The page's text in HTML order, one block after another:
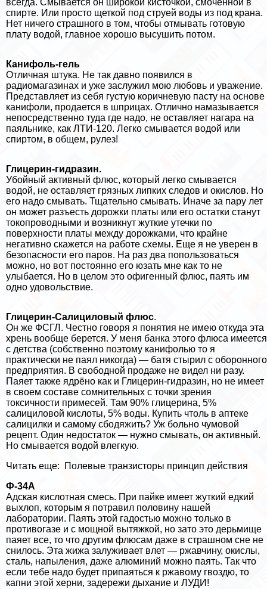
всегда. Смывается он широкой кисточкой, смоченной в
спирте. Или просто щеткой под струей воды из под крана.
Нет ничего страшного в том, чтобы отмывать готовую
плату водой, главное хорошо высушить потом.
Канифоль-гель
Отличная штука. Не так давно появился в
радиомагазинах и уже заслужил мою любовь и уважение.
Представляет из себя густую коричневую пасту на основе
канифоли, продается в шприцах. Отлично намазывается
непосредственно туда где надо, не оставляет нагара на
паяльнике, как ЛТИ-120. Легко смывается водой или
спиртом, в общем, рулез!
Глицерин-гидразин.
Убойный активный флюс, который легко смывается
водой, не оставляет грязных липких следов и окислов. Но
его надо смывать. Тщательно смывать. Иначе за пару лет
он может разъесть дорожки платы или его остатки станут
токопроводными и возникнут жуткие утечки по
поверхности платы между дорожками, что крайне
негативно скажется на работе схемы. Еще я не уверен в
безопасности его паров. На раз два попользоваться
можно, но вот постоянно его юзать мне как то не
улыбается. Но в целом это офигенный флюс, паять им
одно удовольствие.
Глицерин-Салициловый флюс.
Он же ФСГЛ. Честно говоря я понятия не имею откуда эта
хрень вообще берется. У меня банка этого флюса имеется
с детства (собственно поэтому канифолью то я
пpaктически не паял никогда) — батя стырил с оборонного
предприятия. В свободной продаже не видел ни разу.
Паяет также ядрёно как и Глицерин-гидразин, но не имеет
в своем составе сомнительных с точки зрения
токсичности примесей. Там 90% глицерина, 5%
салициловой кислоты, 5% воды. Купить чтоль в аптеке
салицилки и самому сбодяжить? Уж больно чумовой
рецепт. Один недостаток — нужно смывать, он активный.
Но смывается водой влегкую.
Читать еще:
Полевые транзисторы принцип действия
Ф-34А
Адская кислотная смесь. При пайке имеет жуткий едкий
выхлоп, которым я потравил половину нашей
лаборатории. Паять этой гадостью можно только в
противогазе и с мощной вытяжкой, но зато это дерьмище
паяет все, то что другим флюсам даже в страшном сне не
снилось. Эта жижа залуживает влет — ржавчину, окислы,
сталь, напыления, даже алюминий можно паять. Так что
если тебе надо будет припаяться к ржавому гвоздю, то
капни этой херни, задережи дыхание и ЛУДИ!